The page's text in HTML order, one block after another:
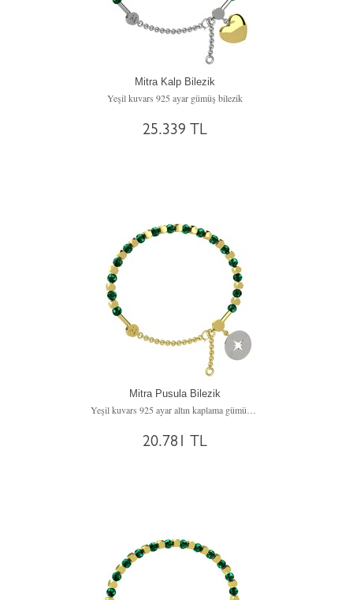
Mitra Kalp Bilezik
Yeşil kuvars 925 ayar gümüş bilezik
25.339 TL
Mitra Pusula Bilezik
20.781 TL